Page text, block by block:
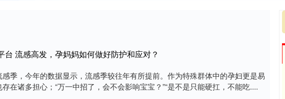
台 流感高发，孕妈妈如何做好防护和应对？
感季，今年的数据显示，流感季较往年有所提前。作为特殊群体中的孕妇更是易
在诸多担心；“万一中招了，会不会影响宝宝？”“是不是只能硬扛，不能吃....